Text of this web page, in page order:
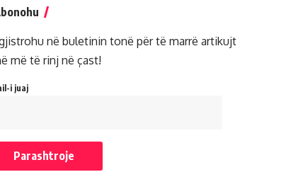
në buletinin tonë për të marrë artikujt
më të rinj në çast!
i juaj